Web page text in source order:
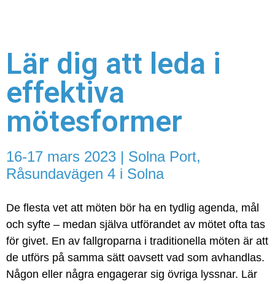
Lär dig att leda i
effektiva
mötesformer
16-17 mars 2023 | Solna Port,
Råsundavägen 4 i Solna
De flesta vet att möten bör ha en tydlig agenda, mål
och syfte – medan själva utförandet av mötet ofta tas
för givet. En av fallgroparna i traditionella möten är att
de utförs på samma sätt oavsett vad som avhandlas.
Någon eller några engagerar sig övriga lyssnar. Lär